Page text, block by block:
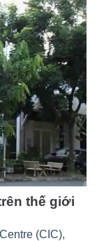
thế giới
(CIC),